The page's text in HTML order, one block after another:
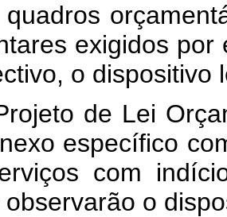
quadros
exigidos
o dispositivo
de Lei
específico
com
o